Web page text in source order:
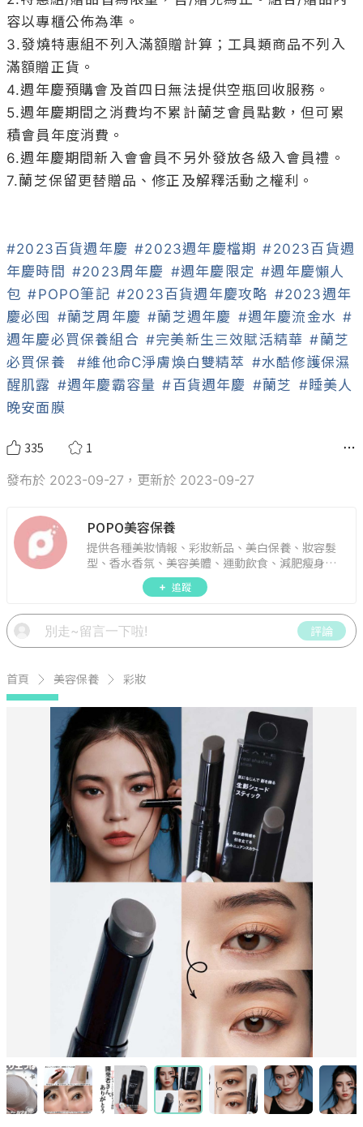
積會員年度消費。
6.週年慶期間新入會會員不另外發放各級入會員禮。
7.蘭芝保留更替贈品、修正及解釋活動之權利。
#2023百貨週年慶
年慶時間 #2023周年慶 #週年慶限定 #週年慶懶人
包 #POPO筆記 #2023百貨週年慶攻略 #2023週年
必買保養
#維他命C淨膚煥白雙精萃 #水酷修護保濕
醒肌露 #週年慶霸容量 #百貨週年慶 #蘭芝 #睡美人
晚安面膜
335 1
發布於 2023-09-27，更新於 2023-09-27
型、香水香氛、美容美體、運動飲食、減肥瘦身、
週年慶資訊。
首頁 美容保養 彩妝
日網爆紅KATE「蟹膏修容棒」！陰影
色加入一抹藍調，秒去黃、增加透明
感，打造整形級原生立體輪廓，台灣藥
妝店一支難求！